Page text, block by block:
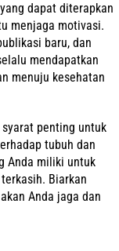
dapat diterapkan
menjaga motivasi.
baru, dan
mendapatkan
menuju kesehatan
penting untuk
tubuh dan
Anda miliki untuk
Biarkan
Anda jaga dan